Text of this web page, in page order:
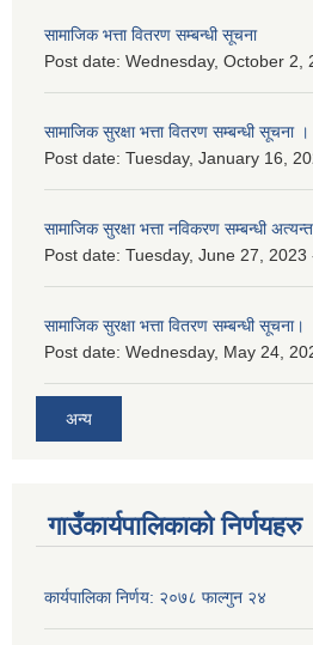
सामाजिक भत्ता वितरण सम्बन्धी सूचना
Post date: Wednesday, October 2,
सामाजिक सुरक्षा भत्ता वितरण सम्बन्धी सूचना ।
Post date: Tuesday, January 16,
सामाजिक सुरक्षा भत्ता नविकरण सम्बन्धी
Post date: Tuesday, June 27, 2023
सामाजिक सुरक्षा भत्ता वितरण सम्बन्धी सूचना।
Post date: Wednesday, May 24,
अन्य
गाउँकार्यपालिकाको निर्णयहरु
कार्यपालिका निर्णय: २०७८ फाल्गुन २४